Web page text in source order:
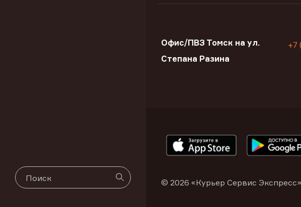
Офис/ПВЗ Томск на ул.
Степана Разина
+7
© 2026 «Курьер Сервис Экспресс»